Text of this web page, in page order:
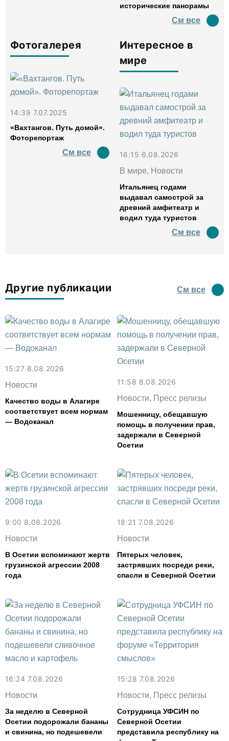
исторические панорамы
См все
Фотогалерея
14:39 7.07.2025
«Вахтангов. Путь домой».
Фоторепортаж
См все
Интересное в
мире
16:15 6.08.2026
В мире, Новости
Итальянец годами
выдавал самострой за
древний амфитеатр и
водил туда туристов
См все
Другие публикации См все
15:27 8.08.2026
Новости
Качество воды в Алагире
соответствует всем нормам
— Водоканал
11:58 8.08.2026
Новости, Пресс релизы
Мошенницу, обещавшую
помощь в получении прав,
задержали в Северной
Осетии
9:00 8.08.2026
Новости
В Осетии вспоминают жертв
грузинской агрессии 2008
года
18:21 7.08.2026
Новости
Пятерых человек,
застрявших посреди реки,
спасли в Северной Осетии
16:24 7.08.2026
Новости
За неделю в Северной
Осетии подорожали бананы
и свинина, но подешевели
15:28 7.08.2026
Новости, Пресс релизы
Сотрудница УФСИН по
Северной Осетии
представила республику на